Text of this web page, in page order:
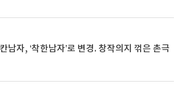
남자, ‘착한남자’로 변경. 창작의지 꺾은 촌극